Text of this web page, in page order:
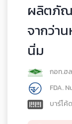
ผลิตภัณ
จากว่า
นิ่ม
กอท.ฮ
FDA.
บาร์โค้ด